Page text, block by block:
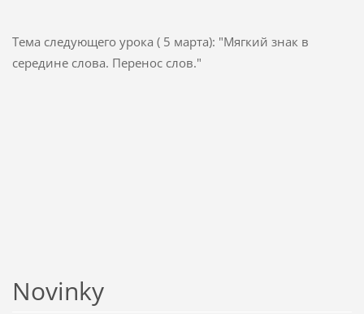
Тема следующего урока ( 5 марта): "Мягкий знак в
середине слова. Перенос слов."
Novinky